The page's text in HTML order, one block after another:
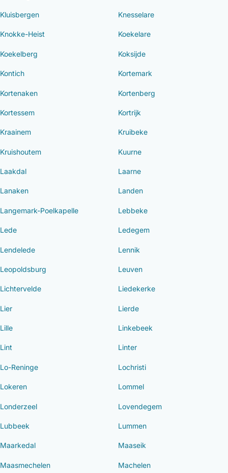
Kluisbergen Knesselare
Knokke-Heist Koekelare
Koekelberg Koksijde
Kontich Kortemark
Kortenaken Kortenberg
Kortessem Kortrijk
Kraainem Kruibeke
Kruishoutem Kuurne
Laakdal Laarne
Lanaken Landen
Langemark-Poelkapelle Lebbeke
Lede Ledegem
Lendelede Lennik
Leopoldsburg Leuven
Lichtervelde Liedekerke
Lier Lierde
Lille Linkebeek
Lint Linter
Lo-Reninge Lochristi
Lokeren Lommel
Londerzeel Lovendegem
Lubbeek Lummen
Maarkedal Maaseik
Maasmechelen Machelen